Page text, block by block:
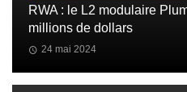
RWA : le L2 modulaire
millions de dollars
24 mai 2024